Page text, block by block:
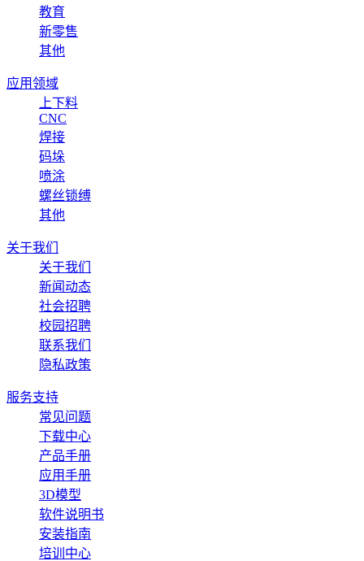
教育
新零售
其他
应用领域
上下料
CNC
焊接
码垛
喷涂
螺丝锁缚
其他
关于我们
关于我们
新闻动态
社会招聘
校园招聘
联系我们
隐私政策
服务支持
常见问题
下载中心
产品手册
应用手册
3D模型
软件说明书
安装指南
培训中心